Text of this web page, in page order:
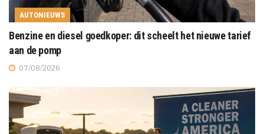
AUTONIEUWS
Benzine en diesel goedkoper: dit scheelt het nieuwe tarief
aan de pomp
07/08/2026